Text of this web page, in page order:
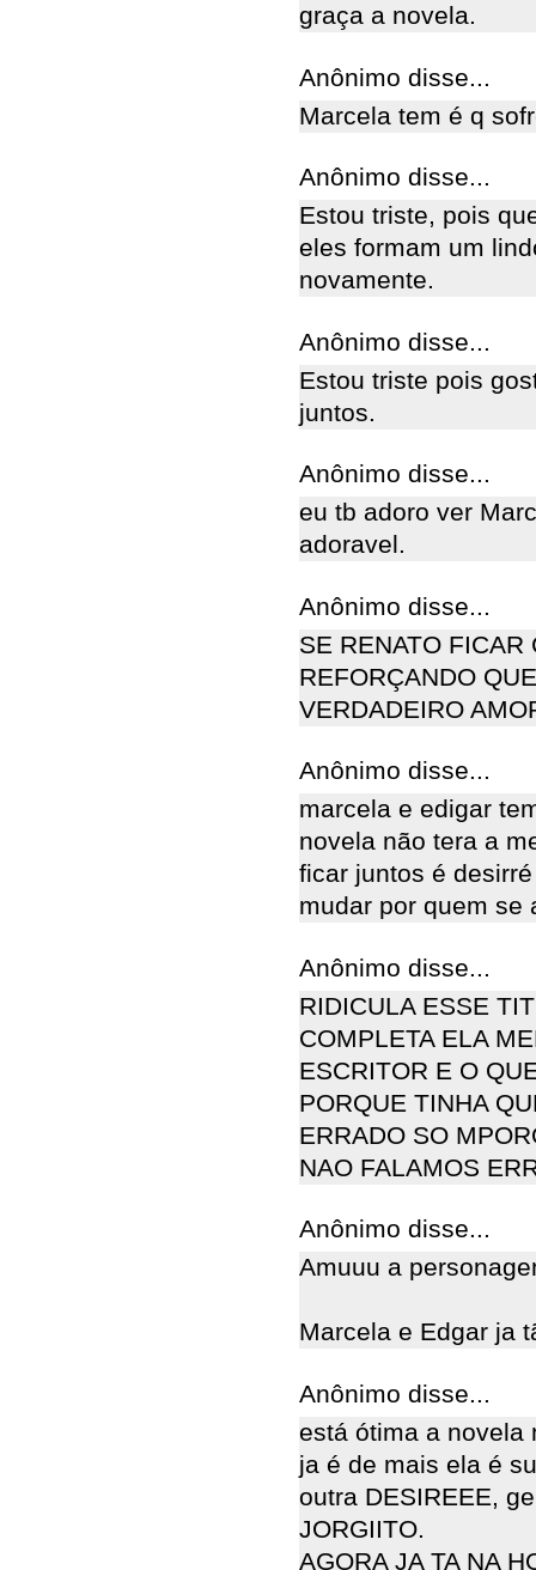
graça a novela.
Anônimo disse...
Marcela tem é q
Anônimo disse...
Estou triste, pois
eles formam um
novamente.
Anônimo disse...
Estou triste pois
juntos.
Anônimo disse...
eu tb adoro ver
adoravel.
Anônimo disse...
SE RENATO
REFORÇANDO
VERDADEIRO
Anônimo disse...
marcela e edigar
novela não tera a
ficar juntos é
mudar por quem se
Anônimo disse...
RIDICULA ESSE
COMPLETA ELA
ESCRITOR E O
PORQUE TINHA
ERRADO SO
NAO FALAMOS
Anônimo disse...
Amuuu a
Marcela e Edgar ja
Anônimo disse...
está ótima a novela
ja é de mais ela é
outra DESIREEE,
JORGIITO.
AGORA JA TA NA